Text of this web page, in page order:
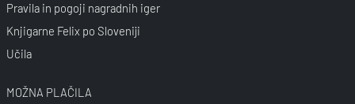
Pravila in pogoji nagradnih iger
Knjigarne Felix po Sloveniji
Učila
MOŽNA PLAČILA